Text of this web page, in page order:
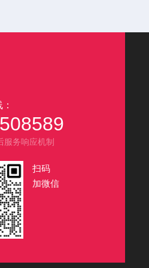
服务响应机制
扫码
加微信